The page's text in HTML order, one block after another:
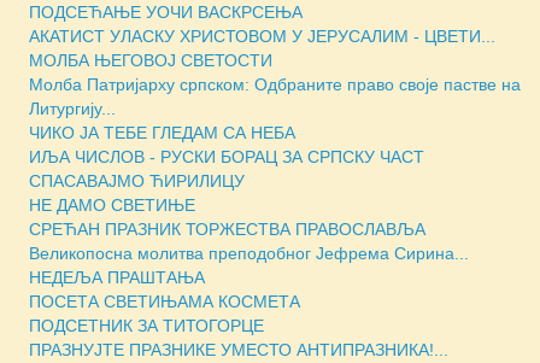
ПОДСЕЋАЊЕ УОЧИ ВАСКРСЕЊА
АКАТИСТ УЛАСКУ ХРИСТОВОМ У ЈЕРУСАЛИМ - ЦВЕТИ...
МОЛБА ЊЕГОВОЈ СВЕТОСТИ
Молба Патријарху српском: Одбраните право своје пастве на
Литургију...
ЧИКО ЈА ТЕБЕ ГЛЕДАМ СА НЕБА
ИЉА ЧИСЛОВ - РУСКИ БОРАЦ ЗА СРПСКУ ЧАСТ
СПАСАВАЈМО ЋИРИЛИЦУ
НЕ ДАМО СВЕТИЊЕ
СРЕЋАН ПРАЗНИК ТОРЖЕСТВА ПРАВОСЛАВЉА
Великопосна молитва преподобног Јефрема Сирина...
НЕДЕЉА ПРАШТАЊА
ПОСЕТА СВЕТИЊАМА КОСМЕТА
ПОДСЕТНИК ЗА ТИТОГОРЦЕ
ПРАЗНУЈТЕ ПРАЗНИКЕ УМЕСТО АНТИПРАЗНИКА!...